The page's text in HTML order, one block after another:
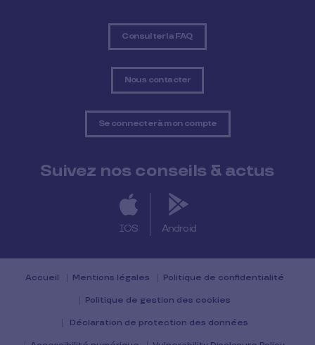
Consulter la FAQ
Nous contacter
Se connecter à mon compte
Suivez nos conseils & actus
IOS Android
Accueil Mentions légales Politique de confidentialité
Politique de gestion des cookies
Déclaration de protection des données